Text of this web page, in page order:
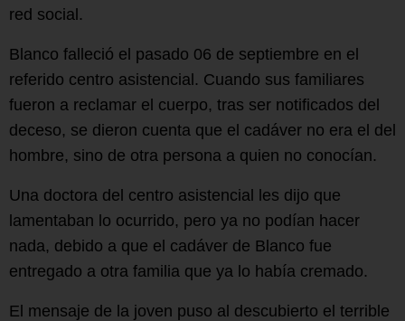
red social.
Blanco falleció el pasado 06 de septiembre en el
referido centro asistencial. Cuando sus familiares
fueron a reclamar el cuerpo, tras ser notificados del
deceso, se dieron cuenta que el cadáver no era el del
hombre, sino de otra persona a quien no conocían.
Una doctora del centro asistencial les dijo que
lamentaban lo ocurrido, pero ya no podían hacer
nada, debido a que el cadáver de Blanco fue
entregado a otra familia que ya lo había cremado.
El mensaje de la joven puso al descubierto el terrible